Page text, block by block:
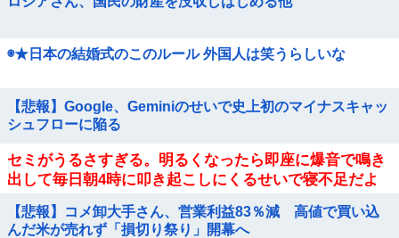
◉★日本の結婚式のこのルール 外国人は笑うらしいな
【悲報】Google、Geminiのせいで史上初のマイナスキャッ
シュフローに陥る
セミがうるさすぎる。明るくなったら即座に爆音で鳴き
出して毎日朝4時に叩き起こしにくるせいで寝不足だよ
【悲報】コメ卸大手さん、営業利益83％減 高値で買い込
んだ米が売れず「損切り祭り」開幕へ